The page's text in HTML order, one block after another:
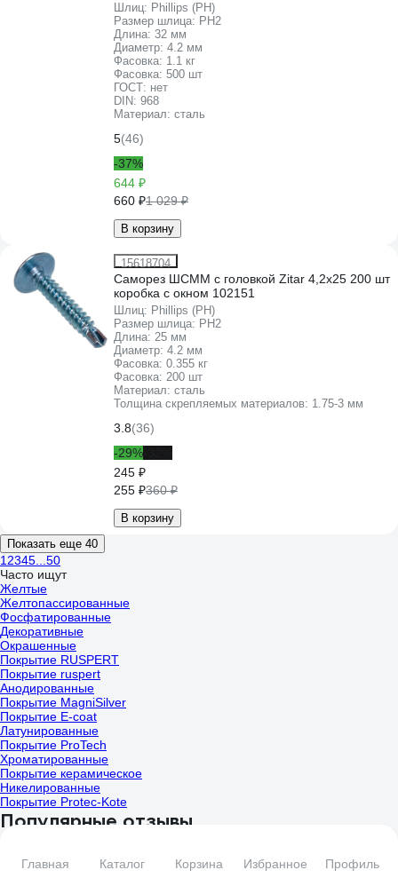
Главная Каталог Корзина Избранное Профиль
Шлиц: Phillips (PH)
Размер шлица: PH2
Длина: 32 мм
Диаметр: 4.2 мм
Фасовка: 1.1 кг
Фасовка: 500 шт
ГОСТ: нет
DIN: 968
Материал: сталь
5(46)
-37%
644 ₽
660 ₽1 029 ₽
В корзину
15618704
Саморез ШСММ с головкой Zitar 4,2x25 200 шт
коробка с окном 102151
Шлиц: Phillips (PH)
Размер шлица: PH2
Длина: 25 мм
Диаметр: 4.2 мм
Фасовка: 0.355 кг
Фасовка: 200 шт
Материал: сталь
Толщина скрепляемых материалов: 1.75-3 мм
3.8(36)
-29%
245 ₽
255 ₽360 ₽
В корзину
Показать еще 40
1 2345
50
Часто ищут
Желтые
Желтопассированные
Фосфатированные
Декоративные
Окрашенные
Покрытие RUSPERT
Покрытие ruspert
Анодированные
Покрытие MagniSilver
Покрытие E-coat
Латунированные
Покрытие ProTech
Хроматированные
Покрытие керамическое
Никелированные
Покрытие Protec-Kote
Популярные отзывы